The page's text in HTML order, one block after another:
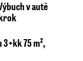
v autě
75 m²,